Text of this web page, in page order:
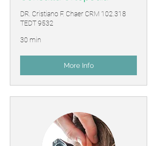
DR. Cristiano F. Chaer CRM 102.318
TEDT 9532
30 min
More Info